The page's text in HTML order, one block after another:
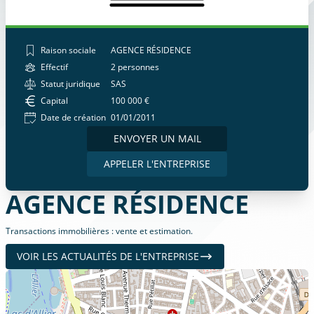
Raison sociale
AGENCE RÉSIDENCE
Effectif
2 personnes
Statut juridique
SAS
Capital
100 000 €
Date de création 01/01/2011
ENVOYER UN MAIL
APPELER L'ENTREPRISE
AGENCE RÉSIDENCE
Transactions immobilières : vente et estimation.
VOIR LES ACTUALITÉS DE L'ENTREPRISE